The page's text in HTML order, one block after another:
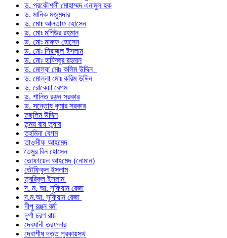
ড. প্রকৌশলী মোহাম্মদ এনামুল হক
ড. মানিক মজুমদার
ড. মোঃ আলতাফ হোসেন
ড. মোঃ মশিউর রহমান
ড. মোঃ মারুফ হোসেন
ড. মোঃ সিরাজুল ইসলাম
ড. মোঃ হাফিজুর রহমান
ড. মোল্যা মোঃ কলিম উদ্দিন
ড. মোল্লা মোঃ করিম উদ্দিন
ড. রোকেয়া বেগম
ড. শান্তি রঞ্জন সরকার
ড. সন্তোষ কুমার সরকার
তছলিম উদ্দিন
তন্ময় রায় তুষার
তহমিনা বেগম
তাওসীফ আহমেদ
তৈমুর বিন হোসেন
তোফায়েল আহমেদ (নোমান)
তৌফিকুল ইসলাম
ত্বরিকুল ইসলাম
দ. ম. আ. সুফিয়ান রেজা
দ.ম.আ. সুফিয়ান রেজা
দীপু রঞ্জন বর্মা
দূর্গা চরণ রায়
দেবযানী তরফদার
দেবাশীষ দত্ত পুরকায়স্থ